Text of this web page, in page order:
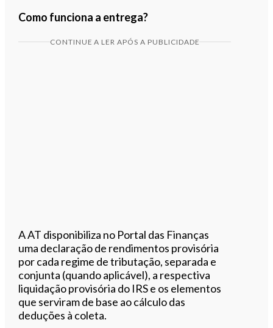
Como funciona a entrega?
CONTINUE A LER APÓS A PUBLICIDADE
A AT disponibiliza no Portal das Finanças
uma declaração de rendimentos provisória
por cada regime de tributação, separada e
conjunta (quando aplicável), a respectiva
liquidação provisória do IRS e os elementos
que serviram de base ao cálculo das
deduções à coleta.